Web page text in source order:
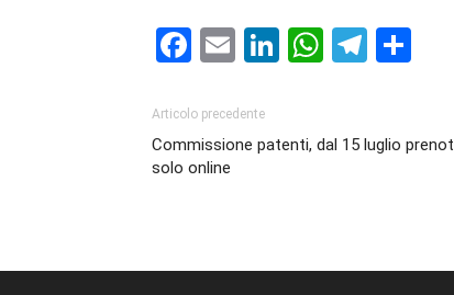
Facebook
EmailLinkedIn
Articolo precedente
Commissione patenti, dal 15 luglio
solo online